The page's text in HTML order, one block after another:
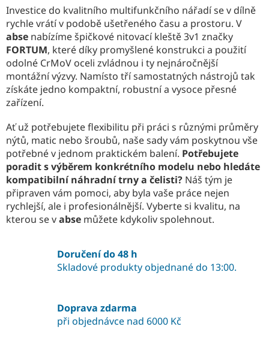
d
a
c
í
p
r
v
k
ý
p
i
s
u
Investice do kvalitního multifunkčního nářadí se v dílně
rychle vrátí v podobě ušetřeného času a prostoru. V
abse nabízíme špičkové nitovací kleště 3v1 značky
FORTUM, které díky promyšlené konstrukci a použití
odolné CrMoV oceli zvládnou i ty nejnáročnější
montážní výzvy. Namísto tří samostatných nástrojů tak
získáte jedno kompaktní, robustní a vysoce přesné
zařízení.
Ať už potřebujete flexibilitu při práci s různými průměry
nýtů, matic nebo šroubů, naše sady vám poskytnou vše
potřebné v jednom praktickém balení. Potřebujete
poradit s výběrem konkrétního modelu nebo hledáte
kompatibilní náhradní trny a čelisti? Náš tým je
připraven vám pomoci, aby byla vaše práce nejen
rychlejší, ale i profesionálnější. Vyberte si kvalitu, na
kterou se vabse můžete kdykoliv spolehnout.
Doručení do 48 h
Skladové produkty objednané do 13:00.
Doprava zdarma
při objednávce nad 6000 Kč